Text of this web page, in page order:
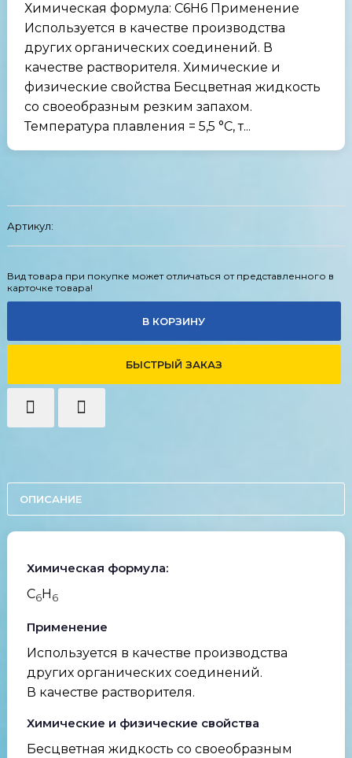
Химическая формула: C6H6 Применение
Используется в качестве производства
других органических соединений. В
качестве растворителя. Химические и
физические свойства Бесцветная жидкость
со своеобразным резким запахом.
Температура плавления = 5,5 °C, т...
Артикул:
Вид товара при покупке может отличаться от представленного в
карточке товара!
В КОРЗИНУ
БЫСТРЫЙ ЗАКАЗ
ОПИСАНИЕ
Химическая формула:
C6H6
Применение
Используется в качестве производства
других органических соединений.
В качестве растворителя.
Химические и физические свойства
Бесцветная жидкость со своеобразным